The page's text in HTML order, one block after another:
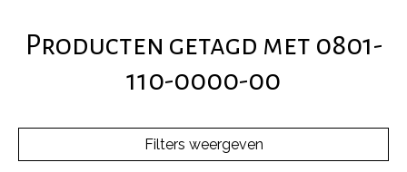
Producten getagd met 0801-
110-0000-00
Filters weergeven